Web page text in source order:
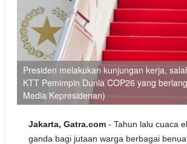
Presiden melakukan kunjungan kerja,
KTT Pemimpin Dunia COP26 yang
Media Kepresidenan)
Jakarta, Gatra.com- Tahun lalu cuaca
ganda bagi jutaan warga berbagai